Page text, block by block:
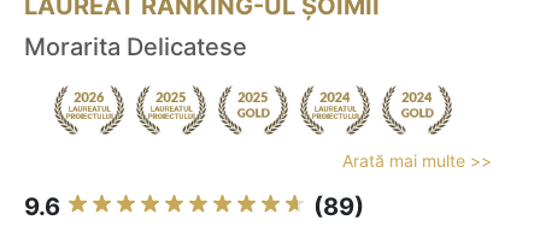
LAUREAT RANKING-UL ȘOIMII
Morarita Delicatese
Arată mai multe >>
9.6 (89)